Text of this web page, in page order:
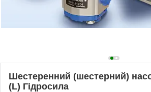
Шестеренний (шестерний)
(L) Гідросила